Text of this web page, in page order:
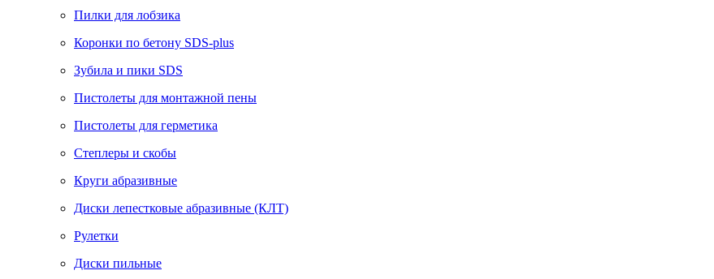
Пилки для лобзика
Коронки по бетону SDS-plus
Зубила и пики SDS
Пистолеты для монтажной пены
Пистолеты для герметика
Степлеры и скобы
Круги абразивные
Диски лепестковые абразивные (КЛТ)
Рулетки
Диски пильные